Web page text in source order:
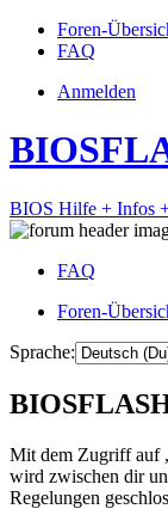
Foren-
FAQ
Anmelden
BIOS Hilfe + Infos
FAQ
Foren-
Sprache:
Mit dem Zugriff auf
wird zwischen dir
Regelungen